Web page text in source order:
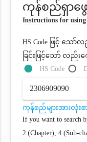
ကုန်စည်ရှာဖွေ
Instructions for
HS Code ဖြင့် သ
ခြင်းဖြင့်သော် လည်း
HS Code
ကုန်စည်များအားလုံးစ
If you want to search
2 (Chapter), 4 (Sub-